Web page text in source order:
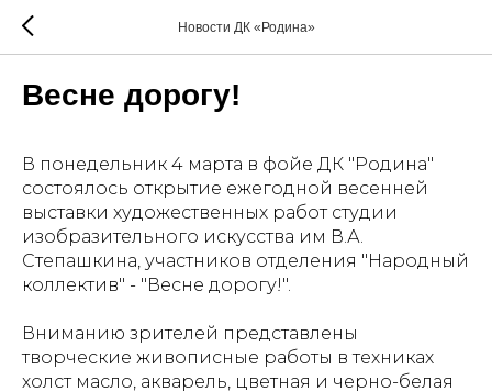
Новости ДК «Родина»
Весне дорогу!
В понедельник 4 марта в фойе ДК "Родина"
состоялось открытие ежегодной весенней
выставки художественных работ студии
изобразительного искусства им В.А.
Степашкина, участников отделения "Народный
коллектив" - "Весне дорогу!".
Вниманию зрителей представлены
творческие живописные работы в техниках
холст масло, акварель, цветная и черно-белая